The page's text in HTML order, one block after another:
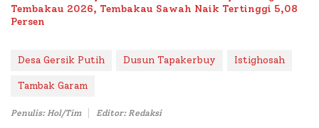
Tembakau 2026, Tembakau Sawah Naik Tertinggi 5,08
Persen
Desa Gersik Putih Dusun Tapakerbuy Istighosah
Tambak Garam
Penulis: Hol/Tim Editor: Redaksi